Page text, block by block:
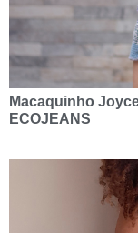
Macaquinho
ECOJEANS